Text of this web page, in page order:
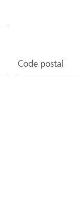
Code postal